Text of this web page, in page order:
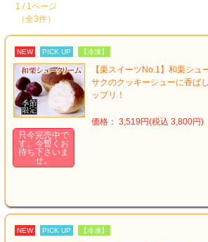
1 / 1ページ
（全3件）
NEW PICK UP 【冷凍】
【栗スイーツNo.1】和栗シュ
サクのクッキーシューに香ば
ップリ！
価格： 3,519円(税込 3,800円)
只今完売中で
す。今暫くお
待ち下さいま
せ。
NEW PICK UP 【冷凍】